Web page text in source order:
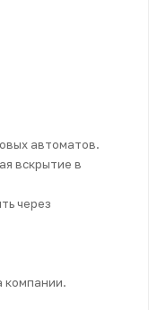
автоматов.
вскрытие в
через
компании.